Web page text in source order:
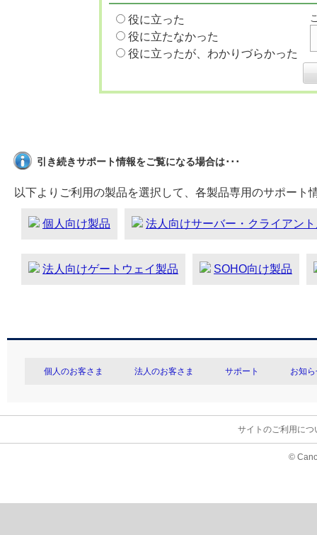
役に立った
役に立たなかった
役に立ったが、わかりづらかった
引き続きサポート情報をご覧になる場合は･･･
以下よりご利用の製品を選択して、各製品専用のサポート
個人向け製品 法人向けサーバー・クライアン
法人向けゲートウェイ製品 SOHO向け製品
個人のお客さま 法人のお客さま サポート お知
サイトのご利用につ
©